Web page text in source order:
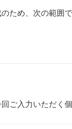
ため、次の範囲
ご入力いただく